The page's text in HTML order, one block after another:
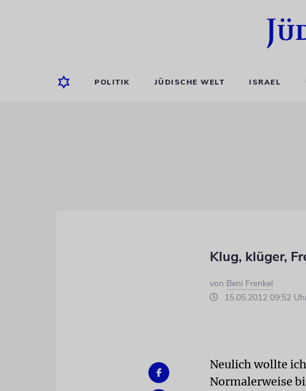
POLITIK JÜDISCHE WELT ISRAEL
Klug, klüger,
von Beni Frenkel
15.05.2012 09:52
Neulich wollte
Normalerweise